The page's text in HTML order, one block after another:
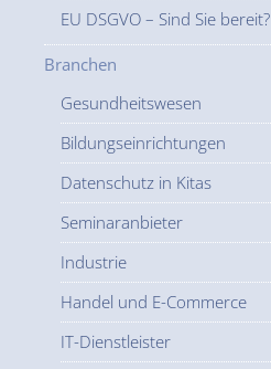
EU DSGVO – Sind Sie bereit?
Branchen
Gesundheitswesen
Bildungseinrichtungen
Datenschutz in Kitas
Seminaranbieter
Industrie
Handel und E-Commerce
IT-Dienstleister